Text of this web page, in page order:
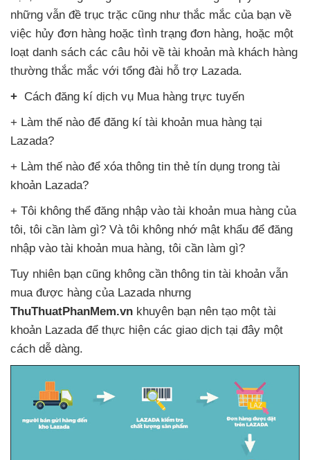
những vẫn đề trục trặc cũng như thắc mắc của bạn về
việc hủy đơn hàng hoặc tình trạng đơn hàng, hoặc một
loạt danh sách các câu hỏi về tài khoản mà khách hàng
thường thắc mắc với tổng đài hỗ trợ Lazada.
+ Cách đăng kí dịch vụ Mua hàng trực tuyến
+ Làm thế nào để đăng kí tài khoản mua hàng tại
Lazada?
+ Làm thế nào để xóa thông tin thẻ tín dụng trong tài
khoản Lazada?
+ Tôi không thể đăng nhập vào tài khoản mua hàng của
tôi, tôi cần làm gì? Và tôi không nhớ mật khẩu để đăng
nhập vào tài khoản mua hàng, tôi cần làm gì?
Tuy nhiên bạn cũng không cần thông tin tài khoản vẫn
mua được hàng của Lazada nhưng
ThuThuatPhanMem.vn khuyên bạn nên tạo một tài
khoản Lazada để thực hiện các giao dịch tại đây một
cách dễ dàng.